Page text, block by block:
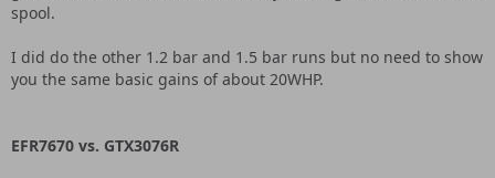
spool.
I did do the other 1.2 bar and 1.5 bar runs but no need to show
you the same basic gains of about 20WHP.
EFR7670 vs. GTX3076R